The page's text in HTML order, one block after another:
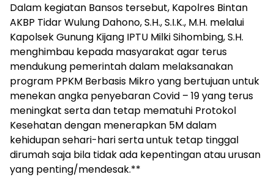
Dalam kegiatan Bansos tersebut, Kapolres Bintan
AKBP Tidar Wulung Dahono, S.H., S.I.K., M.H. melalui
Kapolsek Gunung Kijang IPTU Milki Sihombing, S.H.
menghimbau kepada masyarakat agar terus
mendukung pemerintah dalam melaksanakan
program PPKM Berbasis Mikro yang bertujuan untuk
menekan angka penyebaran Covid – 19 yang terus
meningkat serta dan tetap mematuhi Protokol
Kesehatan dengan menerapkan 5M dalam
kehidupan sehari-hari serta untuk tetap tinggal
dirumah saja bila tidak ada kepentingan atau urusan
yang penting/mendesak.**